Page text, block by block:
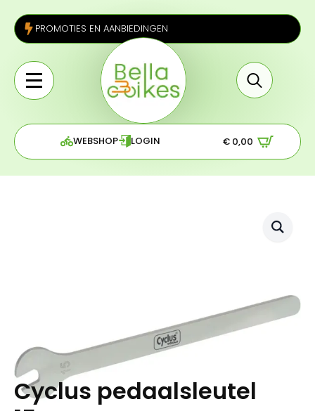
PROMOTIES EN AANBIEDINGEN
for:
WEBSHOP LOGIN € 0,00
Cyclus pedaalsleutel